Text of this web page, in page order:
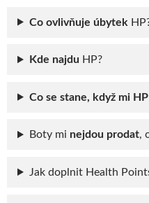
Co ovlivňuje úbytek
Kde najdu HP?
Co se stane, když mi
Boty mi nejdou prodat,
Jak doplnit Health